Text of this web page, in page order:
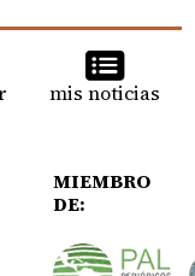
mis noticias
MIEMBRO
DE: